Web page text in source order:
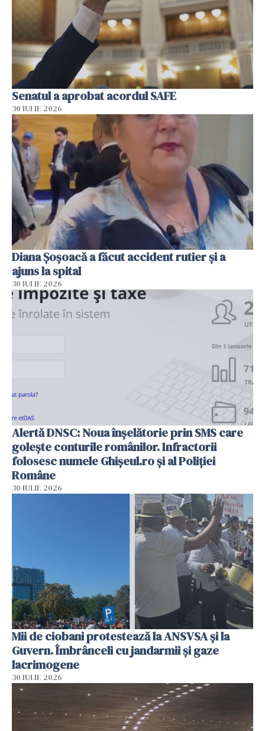
Senatul a aprobat acordul SAFE
30 IULIE 2026
Diana Șoșoacă a făcut accident rutier și a
ajuns la spital
30 IULIE 2026
Alertă DNSC: Noua înșelătorie prin SMS care
golește conturile românilor. Infractorii
folosesc numele Ghișeul.ro și al Poliției
Române
30 IULIE 2026
Mii de ciobani protestează la ANSVSA și la
Guvern. Îmbrânceli cu jandarmii și gaze
lacrimogene
30 IULIE 2026